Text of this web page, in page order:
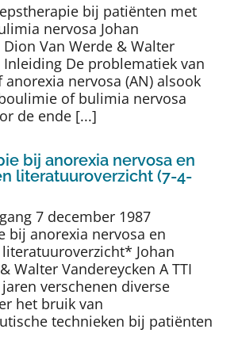
bij patiënten met
nervosa Johan
Van Werde & Walter
Inleiding De problematiek van
nervosa (AN) alsook
of bulimia nervosa
de ende [...]
bij anorexia nervosa en
literatuuroverzicht (7-4-
7 december 1987
bij anorexia nervosa en
Johan
Walter Vandereycken A TTI
verschenen diverse
het bruik van
technieken bij patiënten